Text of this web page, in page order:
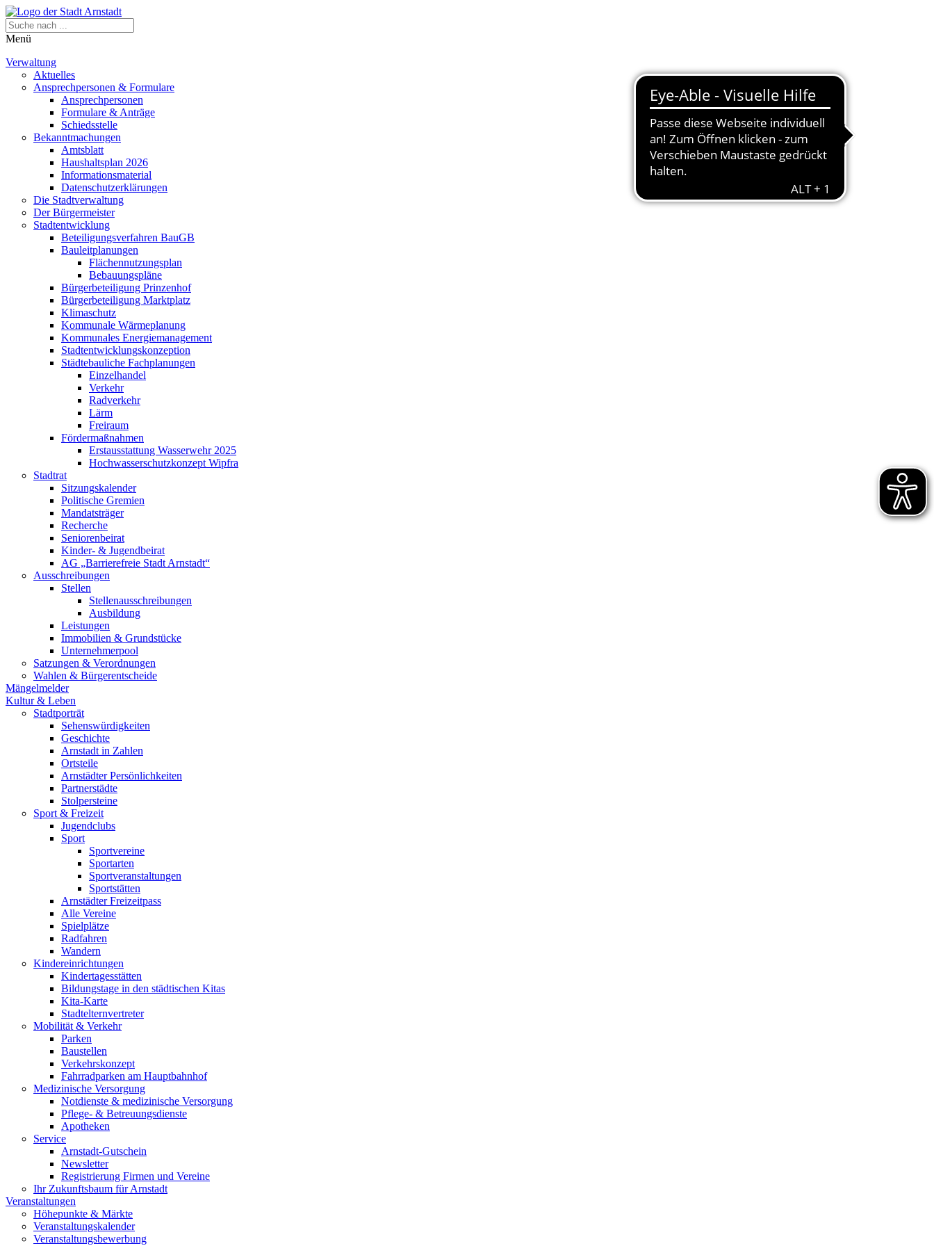
Menü
Verwaltung
Aktuelles
Ansprechpersonen & Formulare
Ansprechpersonen
Formulare & Anträge
Schiedsstelle
Bekanntmachungen
Amtsblatt
Haushaltsplan 2026
Informationsmaterial
Datenschutzerklärungen
Die Stadtverwaltung
Der Bürgermeister
Stadtentwicklung
Beteiligungsverfahren BauGB
Bauleitplanungen
Flächennutzungsplan
Bebauungspläne
Bürgerbeteiligung Prinzenhof
Bürgerbeteiligung Marktplatz
Klimaschutz
Kommunale Wärmeplanung
Kommunales Energiemanagement
Stadtentwicklungskonzeption
Städtebauliche Fachplanungen
Einzelhandel
Verkehr
Radverkehr
Lärm
Freiraum
Fördermaßnahmen
Erstausstattung Wasserwehr 2025
Hochwasserschutzkonzept Wipfra
Stadtrat
Sitzungskalender
Politische Gremien
Mandatsträger
Recherche
Seniorenbeirat
Kinder- & Jugendbeirat
AG „Barrierefreie Stadt Arnstadt“
Ausschreibungen
Stellen
Stellenausschreibungen
Ausbildung
Leistungen
Immobilien & Grundstücke
Unternehmerpool
Satzungen & Verordnungen
Wahlen & Bürgerentscheide
Mängelmelder
Kultur & Leben
Stadtporträt
Sehenswürdigkeiten
Geschichte
Arnstadt in Zahlen
Ortsteile
Arnstädter Persönlichkeiten
Partnerstädte
Stolpersteine
Sport & Freizeit
Jugendclubs
Sport
Sportvereine
Sportarten
Sportveranstaltungen
Sportstätten
Arnstädter Freizeitpass
Alle Vereine
Spielplätze
Radfahren
Wandern
Kindereinrichtungen
Kindertagesstätten
Bildungstage in den städtischen Kitas
Kita-Karte
Stadtelternvertreter
Mobilität & Verkehr
Parken
Baustellen
Verkehrskonzept
Fahrradparken am Hauptbahnhof
Medizinische Versorgung
Notdienste & medizinische Versorgung
Pflege- & Betreuungsdienste
Apotheken
Service
Arnstadt-Gutschein
Newsletter
Registrierung Firmen und Vereine
Ihr Zukunftsbaum für Arnstadt
Veranstaltungen
Höhepunkte & Märkte
Veranstaltungskalender
Veranstaltungsbewerbung